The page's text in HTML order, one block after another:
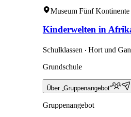
Museum Fünf Kontinente
Kinderwelten in
Schulklassen ‧ Hort und
Grundschule
Über „Gruppenangebot“
Gruppenangebot